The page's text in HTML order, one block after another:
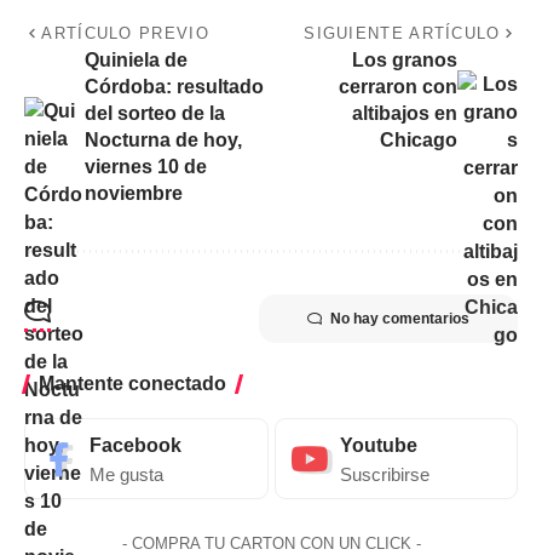
ARTÍCULO PREVIO
Quiniela de
Córdoba: resultado
del sorteo de la
Nocturna de hoy,
viernes 10 de
noviembre
SIGUIENTE ARTÍCULO
Los granos
cerraron con
altibajos en
Chicago
No hay comentarios
Mantente conectado
Facebook
Me gusta
Youtube
Suscribirse
- COMPRA TU CARTON CON UN CLICK -